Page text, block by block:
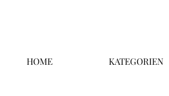
HOME KATEGORIEN